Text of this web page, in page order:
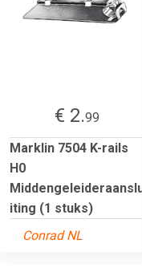
€ 2.99
Marklin 7504 K-rails
H0
iting (1 stuks)
Conrad NL